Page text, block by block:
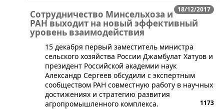
18/12/2017
Сотрудничество Минсельхоза и
РАН выходит на новый эффективный
уровень взаимодействия
​15 декабря первый заместитель министра
сельского хозяйства России Джамбулат Хатуов и
президент Российской академии наук
Александр Сергеев обсудили с экспертным
сообществом РАН совместную работу в научных
достижениях и стратегию развития
агропромышленного комплекса.
1173